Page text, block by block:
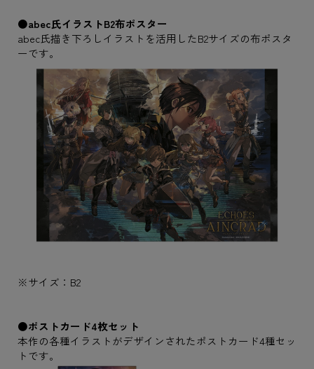
●abec氏イラストB2布ポスター
abec氏描き下ろしイラストを活用したB2サイズの布ポスタ
ーです。
※サイズ：B2
●ポストカード4枚セット
本作の各種イラストがデザインされたポストカード4種セッ
トです。